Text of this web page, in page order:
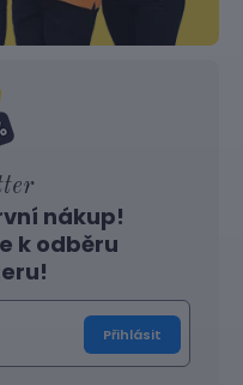
nákup!
k odběru
Přihlásit